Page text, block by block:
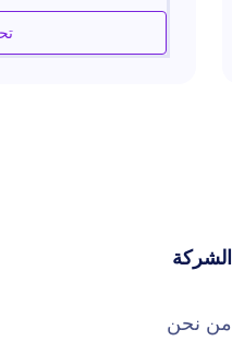
الطبية القادمة، مما
وفي الوقت المناسب. من
المرضى داخل نظام
الشركة
من نحن